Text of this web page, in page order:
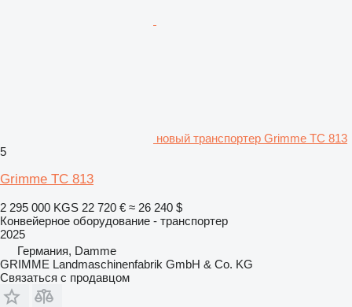
новый транспортер Grimme TC 813
5
Grimme TC 813
2 295 000 KGS 22 720 € ≈ 26 240 $
Конвейерное оборудование - транспортер
2025
Германия, Damme
GRIMME Landmaschinenfabrik GmbH & Co. KG
Связаться с продавцом